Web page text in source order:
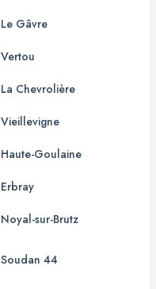
Le Gâvre
Vertou
La Chevrolière
Vieillevigne
Haute-Goulaine
Erbray
Noyal-sur-Brutz
Soudan 44